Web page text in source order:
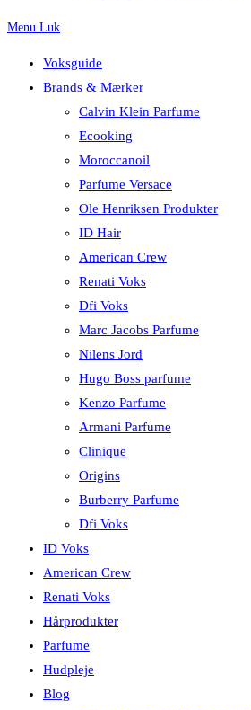
Menu Luk
Voksguide
Brands & Mærker
Calvin Klein Parfume
Ecooking
Moroccanoil
Parfume Versace
Ole Henriksen Produkter
ID Hair
American Crew
Renati Voks
Dfi Voks
Marc Jacobs Parfume
Nilens Jord
Hugo Boss parfume
Kenzo Parfume
Armani Parfume
Clinique
Origins
Burberry Parfume
Dfi Voks
ID Voks
American Crew
Renati Voks
Hårprodukter
Parfume
Hudpleje
Blog